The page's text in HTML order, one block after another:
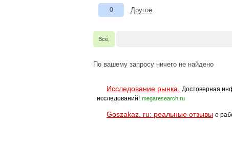
0 Другое
Все,
По вашему запросу ничего не найдено
Исследование рынка.
Достоверная
исследований! megaresearch.ru
Goszakaz. ru: реальные отзывы о